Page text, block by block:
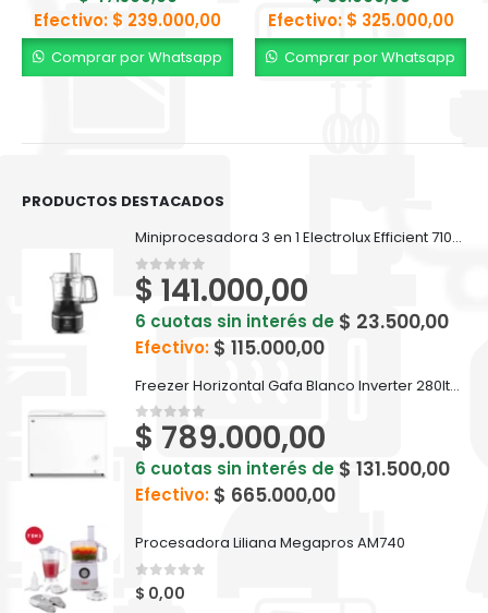
Efectivo: $ 239.000,00
Comprar por Whatsapp
Efectivo: $ 325.000,00
Comprar por Whatsapp
PRODUCTOS DESTACADOS
Miniprocesadora 3 en 1 Electrolux Efficient 710ml EFP500
0out of 5
$ 141.000,00
6 cuotas sin interés de $ 23.500,00
Efectivo: $ 115.000,00
Freezer Horizontal Gafa Blanco Inverter 280lts FGHI300B-L
0out of 5
$ 789.000,00
6 cuotas sin interés de $ 131.500,00
Efectivo: $ 665.000,00
Procesadora Liliana Megapros AM740
0 out of 5
$ 0,00